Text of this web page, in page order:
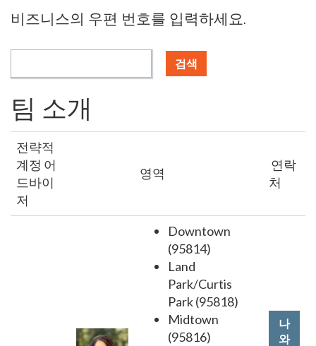
비즈니스의 우편 번호를 입력하세요.
검색
팀 소개
전략적
계정 어
드바이
저
영역
연락
처
Downtown
(95814)
Land
Park/Curtis
Park (95818)
Midtown
(95816)
나
와